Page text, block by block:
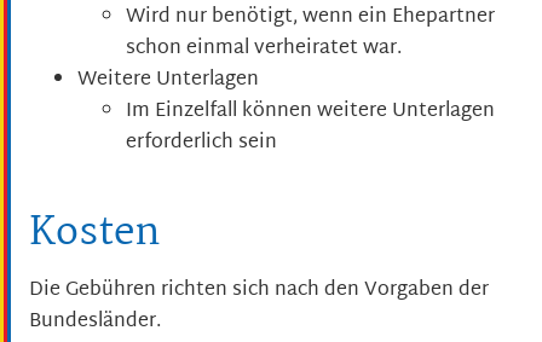
Wird nur benötigt, wenn ein Ehepartner
schon einmal verheiratet war.
Weitere Unterlagen
Im Einzelfall können weitere Unterlagen
erforderlich sein
Kosten
Die Gebühren richten sich nach den Vorgaben der
Bundesländer.